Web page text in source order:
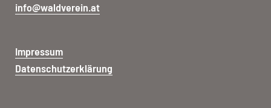
info@waldverein.at
Impressum
Datenschutzerklärung